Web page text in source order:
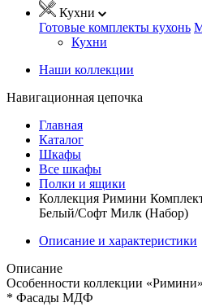
Кухни
Готовые комплекты кухонь
Кухни
Наши коллекции
Навигационная цепочка
Главная
Каталог
Шкафы
Все шкафы
Полки и ящики
Коллекция Римини
Белый/Софт Милк (Набор)
Описание и характеристики
Описание
Особенности коллекции
* Фасады МДФ